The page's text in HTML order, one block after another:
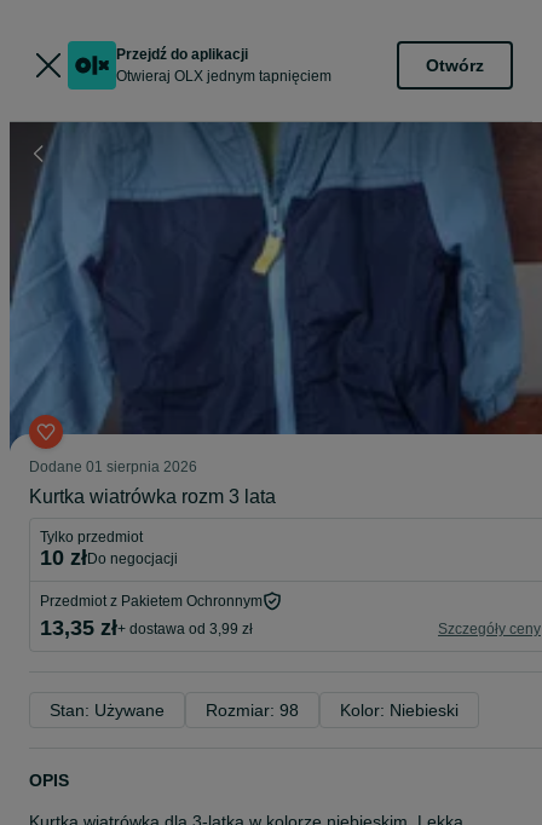
Przejdź do aplikacji
Otwieraj OLX jednym tapnięciem
Otwórz
Dodane 01 sierpnia 2026
Kurtka wiatrówka rozm 3 lata
Tylko przedmiot
10 zł do negocjacji
Przedmiot z Pakietem Ochronnym
13,35 zł+ dostawa od 3,99 zł Szczegóły ceny
Stan: Używane Rozmiar: 98 Kolor: Niebieski
OPIS